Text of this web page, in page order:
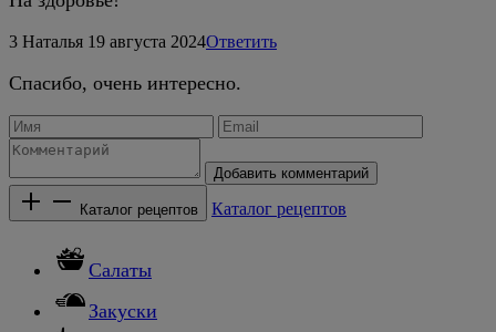
3 Наталья 19 августа 2024Ответить
Спасибо, очень интересно.
Добавить комментарий
Каталог рецептов Каталог рецептов
Салаты
Закуски